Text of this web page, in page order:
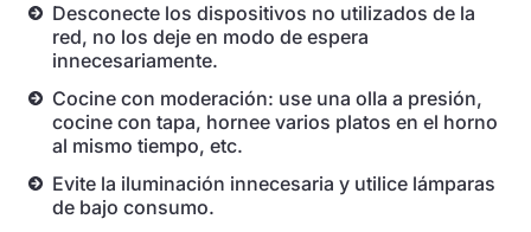
Desconecte los dispositivos no utilizados de la
red, no los deje en modo de espera
innecesariamente.
Cocine con moderación: use una olla a presión,
cocine con tapa, hornee varios platos en el horno
al mismo tiempo, etc.
Evite la iluminación innecesaria y utilice lámparas
de bajo consumo.